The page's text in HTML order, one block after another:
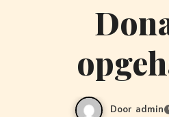
Door admin